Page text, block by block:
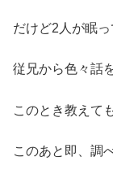
だけど2人が眠
従兄から色々話
このとき教えて
このあと即、調